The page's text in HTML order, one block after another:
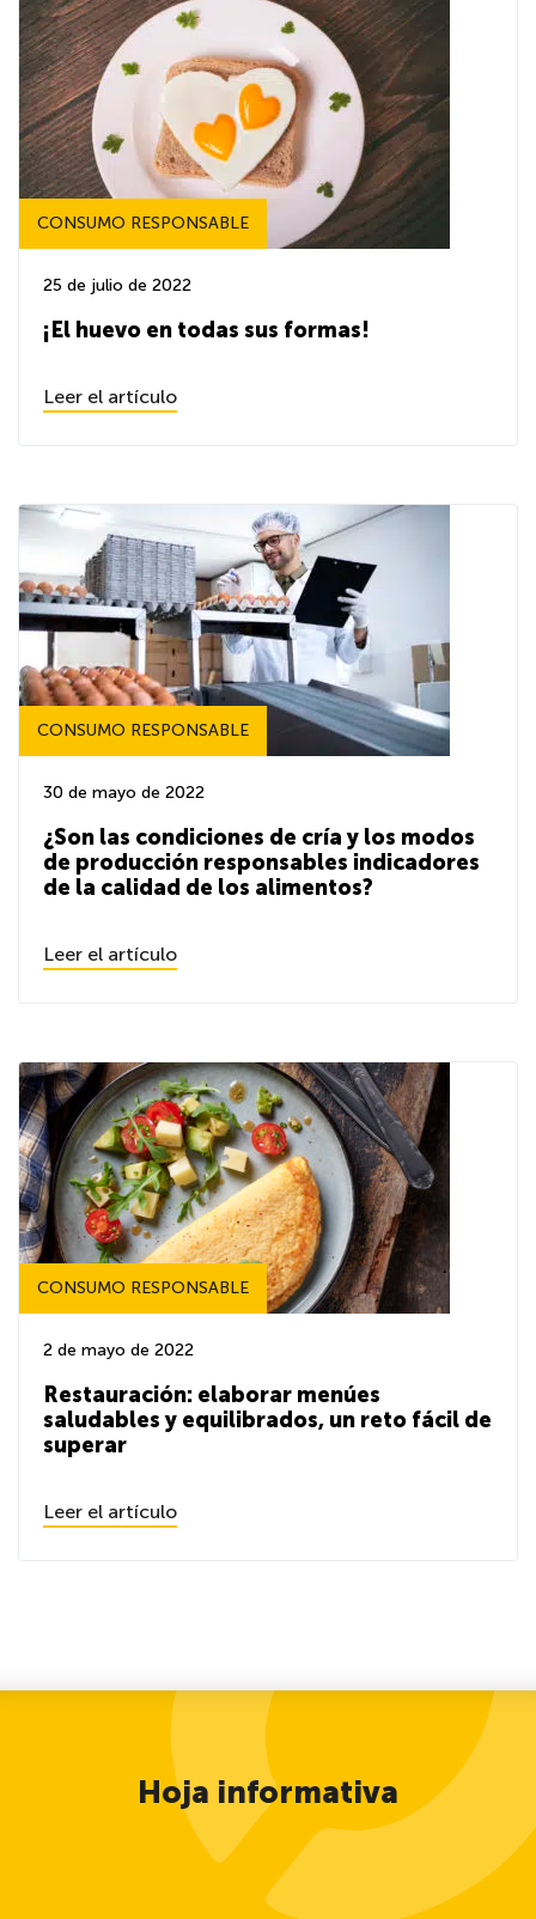
CONSUMO RESPONSABLE
25 de julio de 2022
¡El huevo en todas sus formas!
Leer el artículo
CONSUMO RESPONSABLE
30 de mayo de 2022
¿Son las condiciones de cría y los modos
de producción responsables indicadores
de la calidad de los alimentos?
Leer el artículo
CONSUMO RESPONSABLE
2 de mayo de 2022
Restauración: elaborar menúes
saludables y equilibrados, un reto fácil de
superar
Leer el artículo
Hoja informativa